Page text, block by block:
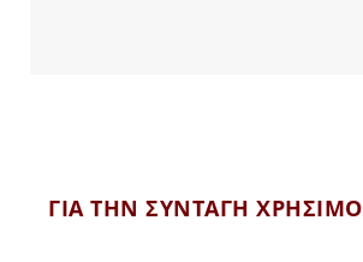
ΓΙΑ ΤΗΝ ΣΥΝΤΑΓΗ